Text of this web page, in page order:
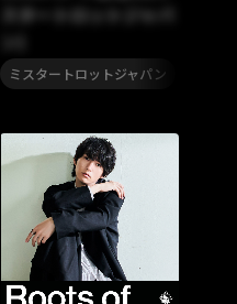
スタートロットジャパ
ミスタートロットジャパン